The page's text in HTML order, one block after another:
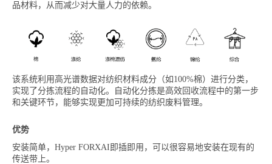
品材料，从而减少对大量人力的依赖。
该系统利用高光谱数据对纺织材料成分（如100%棉）进行分类，
实现了分拣流程的自动化。自动化分拣是高效回收流程中的第一步
和关键环节，能够实现更加可持续的纺织废料管理。
优势
安装简单，Hyper FORXAI即插即用，可以很容易地安装在现有的
传送带上。